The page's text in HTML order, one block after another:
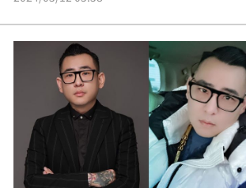
蛋抽光也不見大獎蹤影，質疑業者本就沒
大獎。